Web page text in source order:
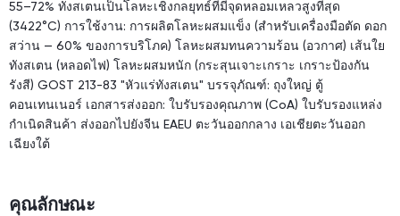
55–72% ทังสเตนเป็นโลหะเชิงกลยุทธ์ที่มีจุดหลอมเหลวสูงที่สุด
(3422°C) การใช้งาน: การผลิตโลหะผสมแข็ง (สำหรับเครื่องมือตัด ดอก
สว่าน — 60% ของการบริโภค) โลหะผสมทนความร้อน (อวกาศ) เส้นใย
ทังสเตน (หลอดไฟ) โลหะผสมหนัก (กระสุนเจาะเกราะ เกราะป้องกัน
รังสี) GOST 213-83 "หัวแร่ทังสเตน" บรรจุภัณฑ์: ถุงใหญ่ ตู้
คอนเทนเนอร์ เอกสารส่งออก: ใบรับรองคุณภาพ (CoA) ใบรับรองแหล่ง
กำเนิดสินค้า ส่งออกไปยังจีน EAEU ตะวันออกกลาง เอเชียตะวันออก
เฉียงใต้
คุณลักษณะ